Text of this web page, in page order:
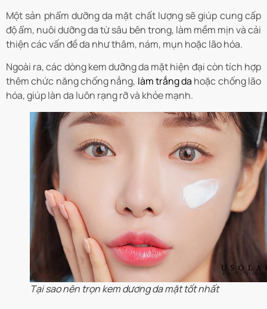
Một sản phẩm dưỡng da mặt chất lượng sẽ giúp cung cấp
độ ẩm, nuôi dưỡng da từ sâu bên trong, làm mềm mịn và cải
thiện các vấn đề da như thâm, nám, mụn hoặc lão hóa.
Ngoài ra, các dòng kem dưỡng da mặt hiện đại còn tích hợp
thêm chức năng chống nắng, làm trắng da hoặc chống lão
hóa, giúp làn da luôn rạng rỡ và khỏe mạnh.
Tại sao nên trọn kem dương da mặt tốt nhất